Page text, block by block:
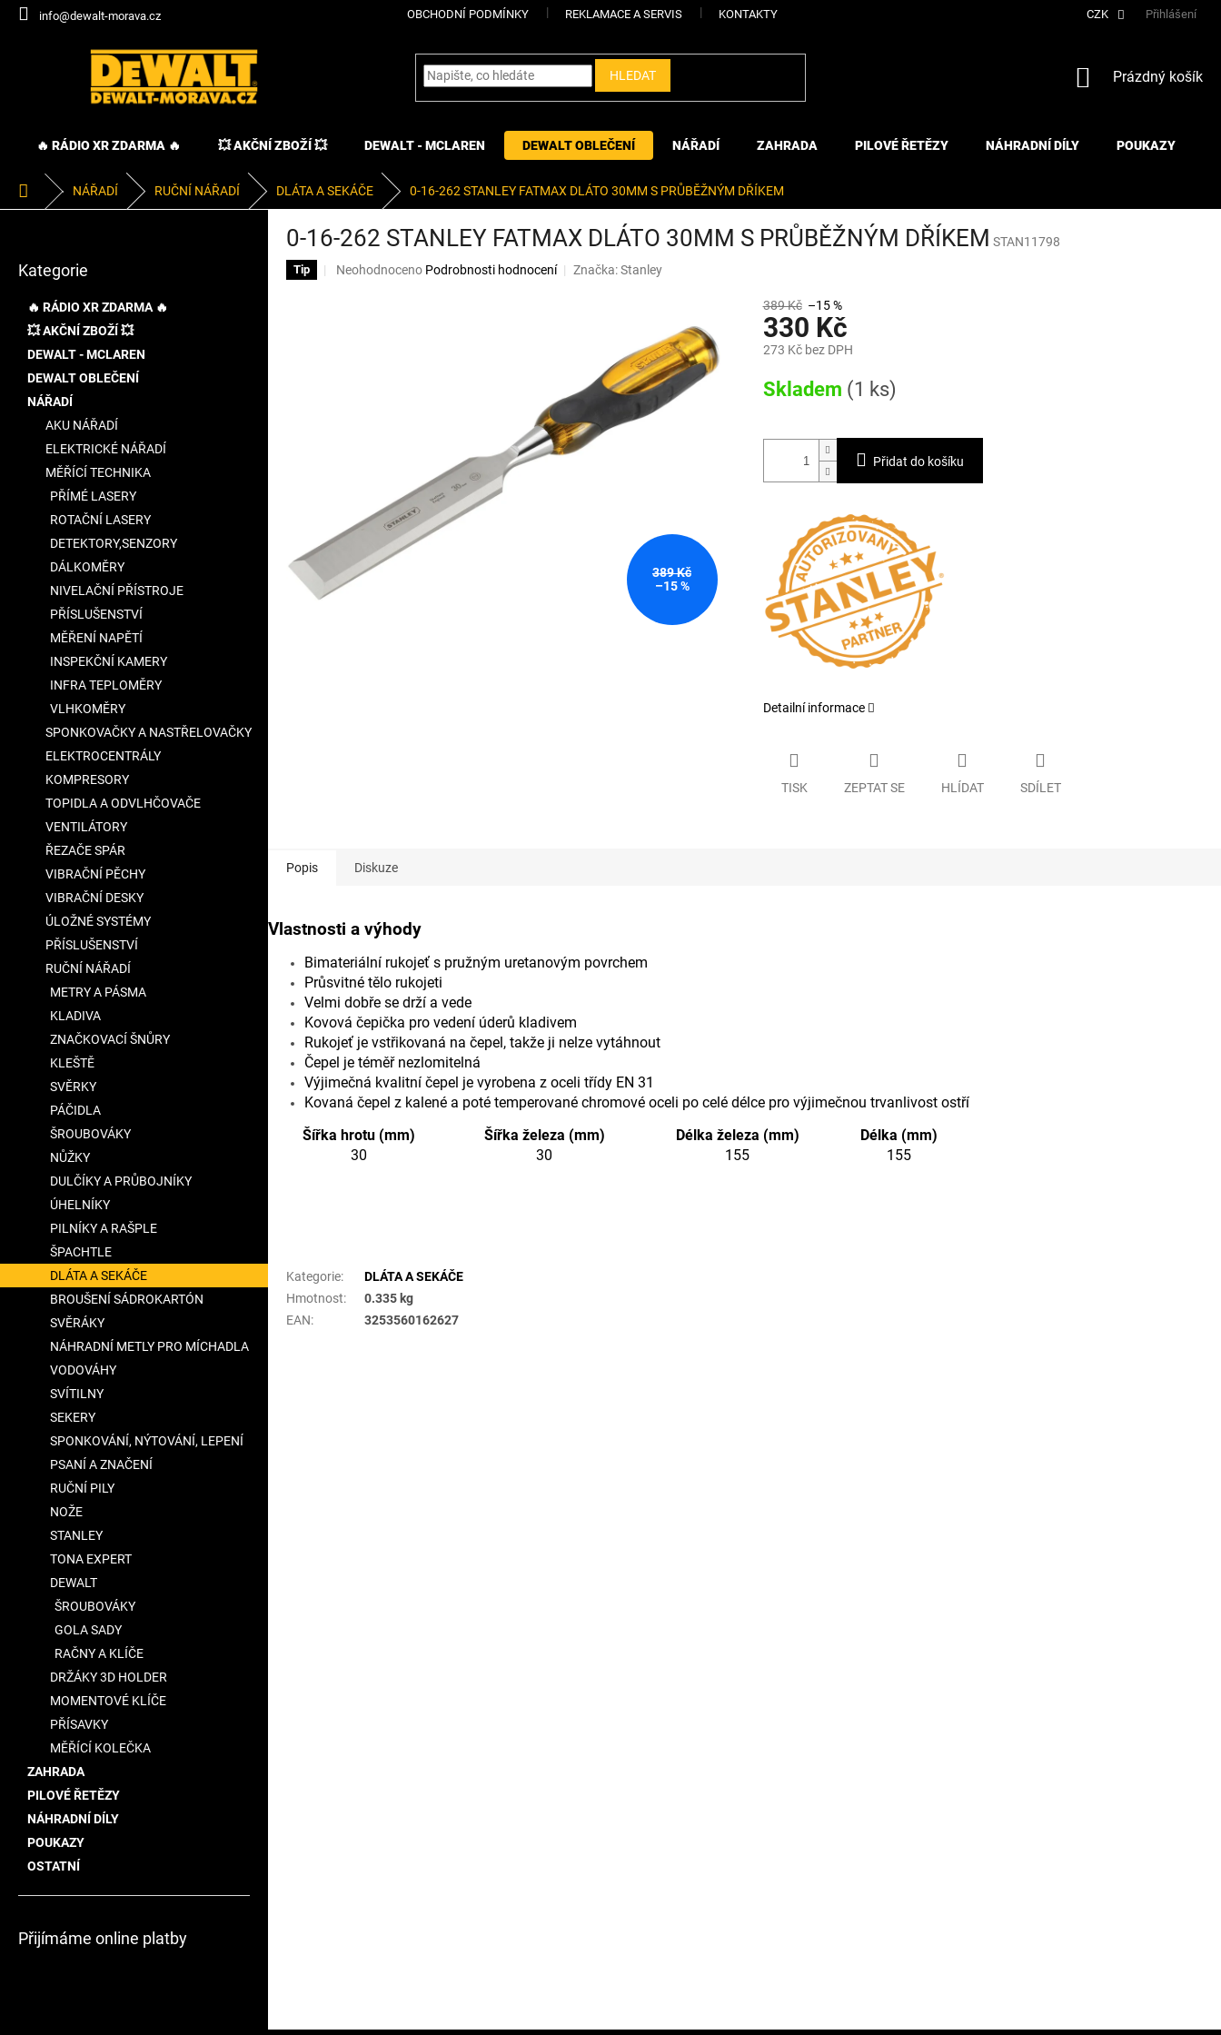
Přejít
info@dewalt-morava.cz OBCHODNÍ PODMÍNKY REKLAMACE A SERVIS KONTAKTY CZK Přihlášení
HLEDAT
NÁKUPNÍ
Prázdný košík
🔥 RÁDIO XR ZDARMA 🔥 💥 AKČNÍ ZBOŽÍ 💥 DEWALT - MCLAREN DEWALT OBLEČENÍ NÁŘADÍ ZAHRADA PILOVÉ ŘETĚZY NÁHRADNÍ DÍLY POUKAZY
Domů NÁŘADÍ RUČNÍ NÁŘADÍ DLÁTA A SEKÁČE 0-16-262 STANLEY FATMAX DLÁTO 30MM S PRŮBĚŽNÝM DŘÍKEM
kategorie
Kategorie
🔥 RÁDIO XR ZDARMA 🔥
💥 AKČNÍ ZBOŽÍ 💥
DEWALT - MCLAREN
DEWALT OBLEČENÍ
NÁŘADÍ
AKU NÁŘADÍ
ELEKTRICKÉ NÁŘADÍ
MĚŘÍCÍ TECHNIKA
PŘÍMÉ LASERY
ROTAČNÍ LASERY
DETEKTORY,SENZORY
DÁLKOMĚRY
NIVELAČNÍ PŘÍSTROJE
PŘÍSLUŠENSTVÍ
MĚŘENÍ NAPĚTÍ
INSPEKČNÍ KAMERY
INFRA TEPLOMĚRY
VLHKOMĚRY
SPONKOVAČKY A NASTŘELOVAČKY
ELEKTROCENTRÁLY
KOMPRESORY
TOPIDLA A ODVLHČOVAČE
VENTILÁTORY
ŘEZAČE SPÁR
VIBRAČNÍ PĚCHY
VIBRAČNÍ DESKY
ÚLOŽNÉ SYSTÉMY
PŘÍSLUŠENSTVÍ
RUČNÍ NÁŘADÍ
METRY A PÁSMA
KLADIVA
ZNAČKOVACÍ ŠNŮRY
KLEŠTĚ
SVĚRKY
PÁČIDLA
ŠROUBOVÁKY
NŮŽKY
DULČÍKY A PRŮBOJNÍKY
ÚHELNÍKY
PILNÍKY A RAŠPLE
ŠPACHTLE
DLÁTA A SEKÁČE
BROUŠENÍ SÁDROKARTÓN
SVĚRÁKY
NÁHRADNÍ METLY PRO MÍCHADLA
VODOVÁHY
SVÍTILNY
SEKERY
SPONKOVÁNÍ, NÝTOVÁNÍ, LEPENÍ
PSANÍ A ZNAČENÍ
RUČNÍ PILY
NOŽE
STANLEY
TONA EXPERT
DEWALT
ŠROUBOVÁKY
GOLA SADY
RAČNY A KLÍČE
DRŽÁKY 3D HOLDER
MOMENTOVÉ KLÍČE
PŘÍSAVKY
MĚŘÍCÍ KOLEČKA
ZAHRADA
PILOVÉ ŘETĚZY
NÁHRADNÍ DÍLY
POUKAZY
OSTATNÍ
Přijímáme online platby
0-16-262 STANLEY FATMAX DLÁTO 30MM S PRŮBĚŽNÝM DŘÍKEM STAN11798
Tip
Průměrné
Neohodnoceno Podrobnosti hodnocení Značka:Stanley
389 Kč
–15 %
389 Kč –15 %
330 Kč
273 Kč bez DPH
cena:
Skladem (1 ks)
Přidat do košíku
Detailní informace
TISK ZEPTAT SE HLÍDAT SDÍLET
Popis Diskuze
Vlastnosti a výhody
Bimateriální rukojeť s pružným uretanovým povrchem
Průsvitné tělo rukojeti
Velmi dobře se drží a vede
Kovová čepička pro vedení úderů kladivem
Rukojeť je vstřikovaná na čepel, takže ji nelze vytáhnout
Čepel je téměř nezlomitelná
Výjimečná kvalitní čepel je vyrobena z oceli třídy EN 31
Kovaná čepel z kalené a poté temperované chromové oceli po celé délce pro výjimečnou trvanlivost ostří
Šířka hrotu (mm)
Šířka železa (mm) Délka železa (mm)
Délka (mm)
30
30 155 155
Kategorie:
DLÁTA A SEKÁČE
Hmotnost:
0.335 kg
EAN: 3253560162627